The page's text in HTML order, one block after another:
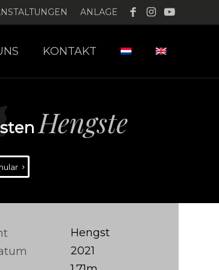
ANLAGE
KONTAKT
Hengste
Hengst
2021